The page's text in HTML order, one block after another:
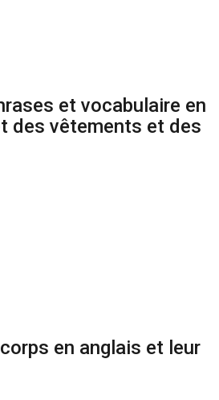
et vocabulaire en
des vêtements et des
en anglais et leur